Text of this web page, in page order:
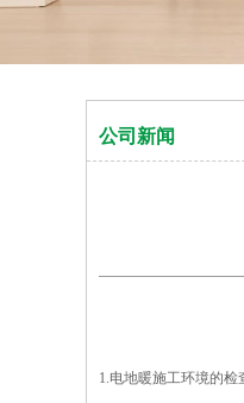
公司新闻
1.电地暖施工环境的检